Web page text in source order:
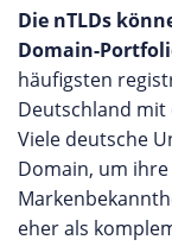
Die nTLDs
Domain-
häufigsten
Deutschland mit
Viele deutsche
Domain, um
eher als